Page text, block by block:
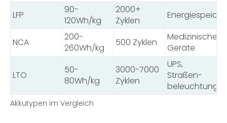
LFP
90-
120Wh/kg
2000+
Zyklen
NCA
200-
260Wh/kg
500 Zyklen
Medizinische
Geräte
LTO
50-
80Wh/kg
3000-7000
Zyklen
UPS,
Straßen-
beleuchtung
Akkutypen im Vergleich